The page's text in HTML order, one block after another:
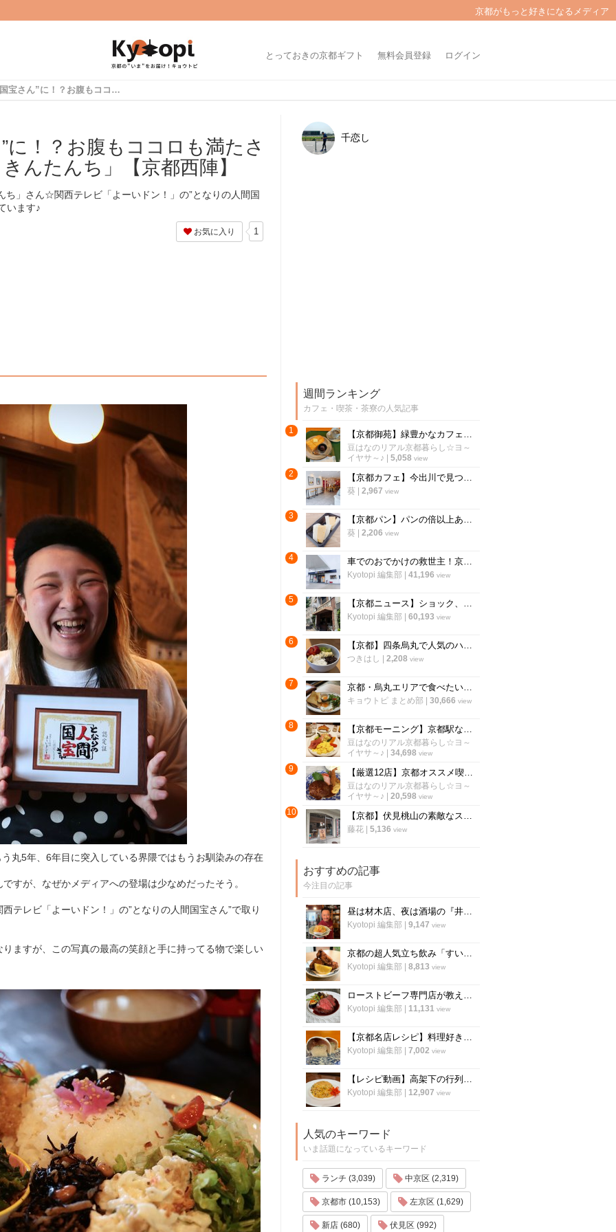
京都がもっと好きになるメディア
とっておきの京都ギフト 無料会員登録 ログイン
念願の”人間国宝さん”に！？お腹もココロも満たされる「喫茶とごはん きんたんち」【京都西陣】
に！？お腹もココロも満たさ
んたんち」【京都西陣】
ち」さん☆関西テレビ「よーいドン！」の”となりの人間国
います♪
お気に入り 1
丸5年、6年目に突入している界隈ではもうお馴染みの存在
すが、なぜかメディアへの登場は少なめだったそう。
テレビ「よーいドン！」の”となりの人間国宝さん”で取り
ますが、この写真の最高の笑顔と手に持ってる物で楽しい
千恋し
週間ランキング
カフェ・喫茶・茶寮の人気記事
1 【京都御苑】緑豊かなカフェでモーニング開始！朝活に老舗パン謹製『あんバタートースト』を☆
豆はなのリアル京都暮らし☆ヨ～
イヤサ～♪
5,058 view
2 【京都カフェ】今出川で見つけた"本格中華ティースタンド" 夜カフェ利用もできる
葵 2,967 view
3 【京都パン】パンの倍以上ある分厚さ！20年以上愛される「京風厚焼き玉子サンド」の極上テイクアウト
葵 2,206 view
4 車でのおでかけの救世主！京都市内で駐車場が3台以上あるカフェ【まとめ】
Kyotopi 編集部 41,196 view
5 【京都ニュース】ショック、残念の声広がる 出町の老舗喫茶が6月下旬閉店へ
Kyotopi 編集部 60,193 view
6 【京都】四条烏丸で人気のハワイアンカフェ！話題のアサイーボウルも「エッグスシングス」
つきはし 2,208 view
7 京都・烏丸エリアで食べたい「絶品モーニング厳選６店」朝から京都を満喫しよう！【まとめ】
キョウトピ まとめ部 30,666 view
8 【京都モーニング】京都駅ならココが空いてる！京都を代表する老舗喫茶『イノダコーヒ』
豆はなのリアル京都暮らし☆ヨ～
イヤサ～♪
34,698 view
9 【厳選12店】京都オススメ喫茶店＆カフェ！ジャズ喫茶、ヴォーリズ建築、洋食他【左京区編】
豆はなのリアル京都暮らし☆ヨ～
イヤサ～♪
20,598 view
10 【京都】伏見桃山の素敵なスイーツカフェ「パレード伏見洋菓子店」
藤花| 5,136 view
おすすめの記事
今注目の記事
昼は材木店、夜は酒場の『井倉木材』が教える「裏技チャーハン（焼き飯）」の作り方！
Kyotopi 編集部 9,147 view
京都の超人気立ち飲み「すいば」が美味しい『から揚げ』の作り方を伝授！
Kyotopi 編集部 8,813 view
ローストビーフ専門店が教える、ローストビーフの作り方のすべて「ローストビーフの店 watanabe」
Kyotopi 編集部 11,131 view
【京都名店レシピ】料理好き必見！京名物の鯖寿司を自宅でつくる！「酒房わかば」
Kyotopi 編集部 7,002 view
【レシピ動画】高架下の行列ラーメン店「大中」にプロのチャーハンを教わる！
Kyotopi 編集部 12,907 view
人気のキーワード
いま話題になっているキーワード
ランチ (3,039) 中京区 (2,319)
京都市 (10,153) 左京区 (1,629)
新店 (680) 伏見区 (992)